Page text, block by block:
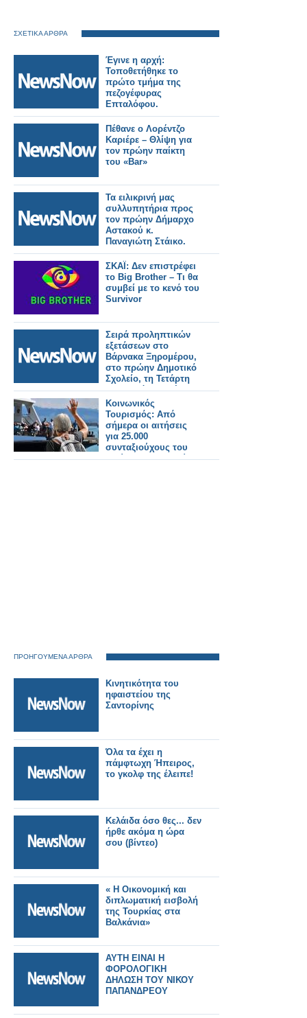
ΣΧΕΤΙΚΑ ΑΡΘΡΑ
Έγινε η αρχή:
Τοποθετήθηκε το
πρώτο τμήμα της
πεζογέφυρας
Επταλόφου.
Πέθανε ο Λορέντζο
Καριέρε – Θλίψη για
τον πρώην παίκτη
του «Bar»
Τα ειλικρινή μας
συλλυπητήρια προς
τον πρώην Δήμαρχο
Αστακού κ.
Παναγιώτη Στάικο.
ΣΚΑΪ: Δεν επιστρέφει
το Big Brother – Τι θα
συμβεί με το κενό του
Survivor
Σειρά προληπτικών
εξετάσεων στο
Βάρνακα Ξηρομέρου,
στο πρώην Δημοτικό
Σχολείο, τη Τετάρτη
13/5, από 09:30 έως
14:00.
Κοινωνικός
Τουρισμός: Aπό
σήμερα οι αιτήσεις
για 25.000
συνταξιούχους του
πρώην ΟΑΕΕ – Πώς
ΠΡΟΗΓΟΥΜΕΝΑ ΑΡΘΡΑ
Κινητικότητα του
ηφαιστείου της
Σαντορίνης
Όλα τα έχει η
πάμφτωχη Ήπειρος,
το γκολφ της έλειπε!
Κελάιδα όσο θες... δεν
ήρθε ακόμα η ώρα
σου (βίντεο)
« Η Οικονομική και
διπλωματική εισβολή
της Τουρκίας στα
Βαλκάνια»
ΑΥΤΗ ΕΙΝΑΙ Η
ΦΟΡΟΛΟΓΙΚΗ
ΔΗΛΩΣΗ ΤΟΥ ΝΙΚΟΥ
ΠΑΠΑΝΔΡΕΟΥ